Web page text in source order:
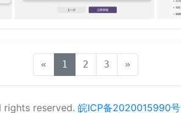
« 1 (current)
2 3 »
rights reserved. 皖ICP备2020015990号